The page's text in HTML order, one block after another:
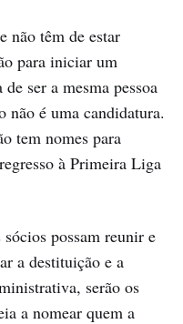
não têm de estar
para iniciar um
ser a mesma pessoa
não é uma candidatura.
tem nomes para
à Primeira Liga
possam reunir e
a destituição e a
serão os
a nomear quem a